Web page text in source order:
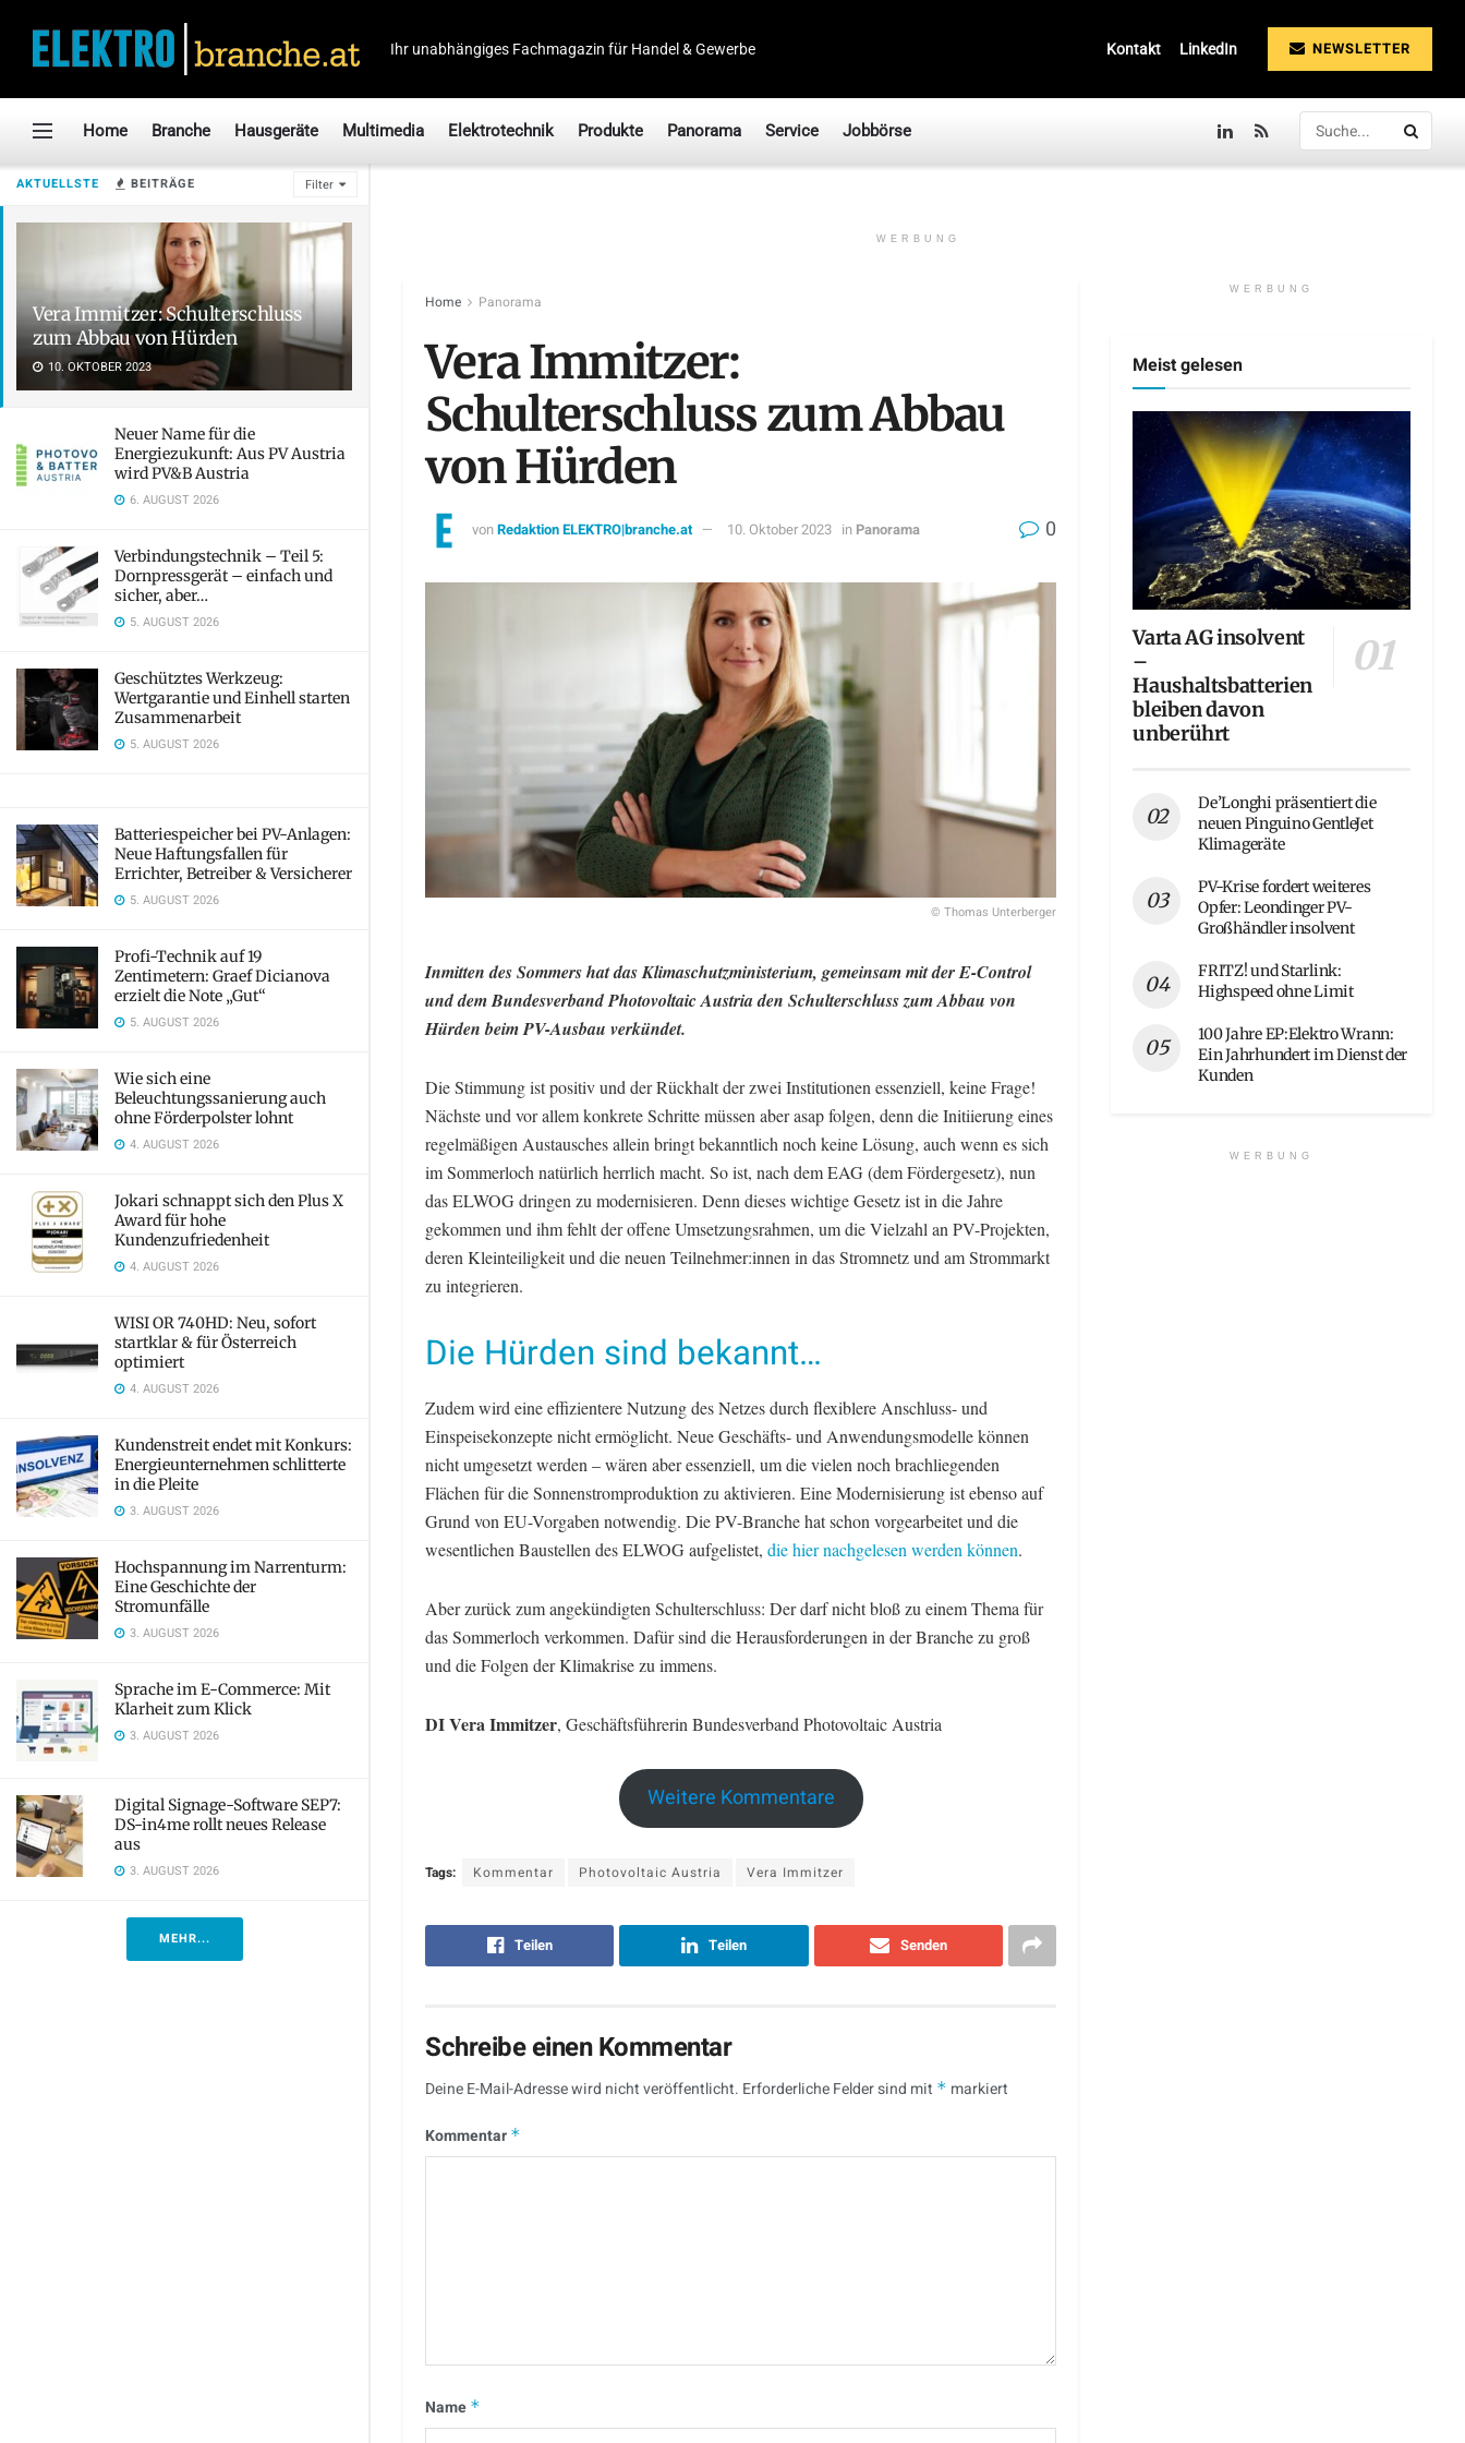
AKTUELLSTE BEITRÄGE Filter
Vera Immitzer: Schulterschluss
zum Abbau von Hürden
10. OKTOBER 2023
Neuer Name für die
Energiezukunft: Aus PV Austria
wird PV&B Austria
6. AUGUST 2026
Verbindungstechnik – Teil 5:
Dornpressgerät – einfach und
sicher, aber…
5. AUGUST 2026
Geschütztes Werkzeug:
Wertgarantie und Einhell starten
Zusammenarbeit
5. AUGUST 2026
Batteriespeicher bei PV-Anlagen:
Neue Haftungsfallen für
Errichter, Betreiber & Versicherer
5. AUGUST 2026
Profi-Technik auf 19
Zentimetern: Graef Dicianova
erzielt die Note „Gut“
5. AUGUST 2026
Wie sich eine
Beleuchtungssanierung auch
ohne Förderpolster lohnt
4. AUGUST 2026
Jokari schnappt sich den Plus X
Award für hohe
Kundenzufriedenheit
4. AUGUST 2026
WISI OR 740HD: Neu, sofort
startklar & für Österreich
optimiert
4. AUGUST 2026
Kundenstreit endet mit Konkurs:
Energieunternehmen schlitterte
in die Pleite
3. AUGUST 2026
Hochspannung im Narrenturm:
Eine Geschichte der
Stromunfälle
3. AUGUST 2026
Sprache im E-Commerce: Mit
Klarheit zum Klick
3. AUGUST 2026
Digital Signage-Software SEP7:
DS-in4me rollt neues Release
aus
3. AUGUST 2026
MEHR...
Ihr unabhängiges Fachmagazin für Handel & Gewerbe Kontakt LinkedIn NEWSLETTER
Home Branche Hausgeräte Multimedia Elektrotechnik Produkte Panorama Service Jobbörse
WERBUNG
Home Panorama
Vera Immitzer:
Schulterschluss zum Abbau
von Hürden
vonRedaktion ELEKTRO|branche.at 10. Oktober 2023 in Panorama 0
© Thomas Unterberger
Inmitten des Sommers hat das Klimaschutzministerium, gemeinsam mit der E-Control
und dem Bundesverband Photovoltaic Austria den Schulterschluss zum Abbau von
Hürden beim PV-Ausbau verkündet.
Die Stimmung ist positiv und der Rückhalt der zwei Institutionen essenziell, keine Frage!
Nächste und vor allem konkrete Schritte müssen aber asap folgen, denn die Initiierung eines
regelmäßigen Austausches allein bringt bekanntlich noch keine Lösung, auch wenn es sich
im Sommerloch natürlich herrlich macht. So ist, nach dem EAG (dem Fördergesetz), nun
das ELWOG dringen zu modernisieren. Denn dieses wichtige Gesetz ist in die Jahre
gekommen und ihm fehlt der offene Umsetzungsrahmen, um die Vielzahl an PV-Projekten,
deren Kleinteiligkeit und die neuen Teilnehmer:innen in das Stromnetz und am Strommarkt
zu integrieren.
Die Hürden sind bekannt…
Zudem wird eine effizientere Nutzung des Netzes durch flexiblere Anschluss- und
Einspeisekonzepte nicht ermöglicht. Neue Geschäfts- und Anwendungsmodelle können
nicht umgesetzt werden – wären aber essenziell, um die vielen noch brachliegenden
Flächen für die Sonnenstromproduktion zu aktivieren. Eine Modernisierung ist ebenso auf
Grund von EU-Vorgaben notwendig. Die PV-Branche hat schon vorgearbeitet und die
wesentlichen Baustellen des ELWOG aufgelistet, die hier nachgelesen werden können.
Aber zurück zum angekündigten Schulterschluss: Der darf nicht bloß zu einem Thema für
das Sommerloch verkommen. Dafür sind die Herausforderungen in der Branche zu groß
und die Folgen der Klimakrise zu immens.
DI Vera Immitzer, Geschäftsführerin Bundesverband Photovoltaic Austria
Weitere Kommentare
Tags: Kommentar Photovoltaic Austria Vera Immitzer
Teilen Teilen Senden
Schreibe einen Kommentar
Deine E-Mail-Adresse wird nicht veröffentlicht. Erforderliche Felder sind mit * markiert
Kommentar *
Name *
WERBUNG
Meist gelesen
Varta AG insolvent
–
Haushaltsbatterien
bleiben davon
unberührt
De’Longhi präsentiert die
neuen Pinguino GentleJet
Klimageräte
PV-Krise fordert weiteres
Opfer: Leondinger PV-
Großhändler insolvent
FRITZ! und Starlink:
Highspeed ohne Limit
100 Jahre EP:Elektro Wrann:
Ein Jahrhundert im Dienst der
Kunden
WERBUNG